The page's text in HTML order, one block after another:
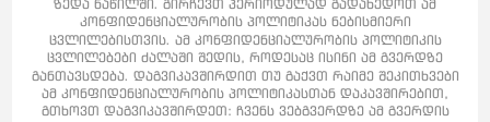
ზედა ნაწილში. გირჩევთ პერიოდულად გადახედოთ ამ
კონფიდენციალურობის პოლიტიკას ნებისმიერი
ცვლილებისთვის. ამ კონფიდენციალურობის პოლიტიკის
ცვლილებები ძალაში შედის, როდესაც ისინი ამ გვერდზე
განთავსდება. დაგვიკავშირდით თუ გაქვთ რაიმე შეკითხვები
ამ კონფიდენციალურობის პოლიტიკასთან დაკავშირებით,
გთხოვთ დაგვიკავშირდეთ: ჩვენს ვებგვერდზე ამ გვერდის